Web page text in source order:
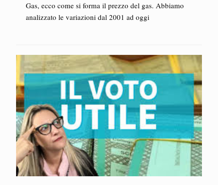
Gas, ecco come si forma il prezzo del gas. Abbiamo
analizzato le variazioni dal 2001 ad oggi